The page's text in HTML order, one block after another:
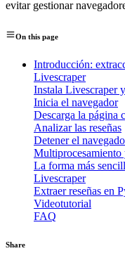
evitar gestionar
On this page
Introducción:
Livescraper
Instala Livescraper
Inicia el navegador
Descarga la página
Analizar las reseñas
Detener el
Multiprocesamiento
La forma más
Livescraper
Extraer reseñas en
Videotutorial
FAQ
Share